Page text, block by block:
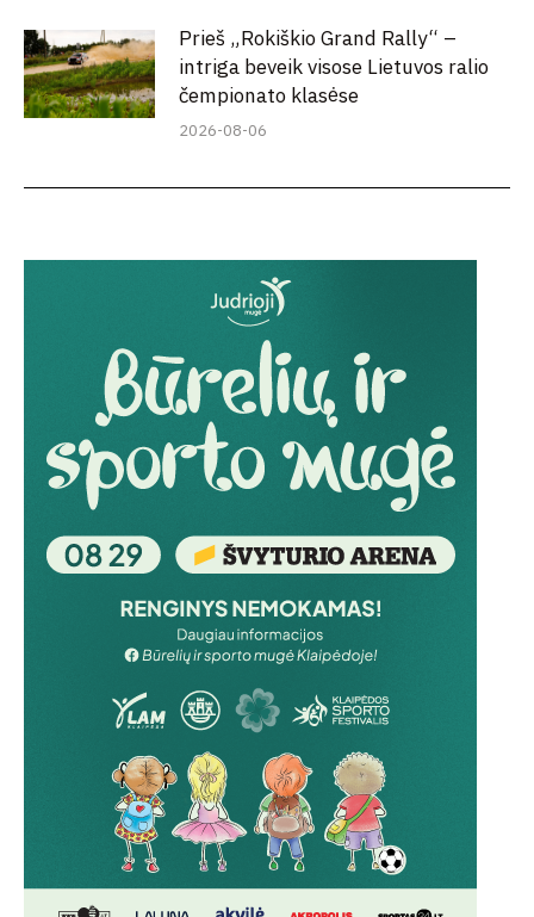
Prieš „Rokiškio Grand Rally“ –
intriga beveik visose Lietuvos ralio
čempionato klasėse
2026-08-06